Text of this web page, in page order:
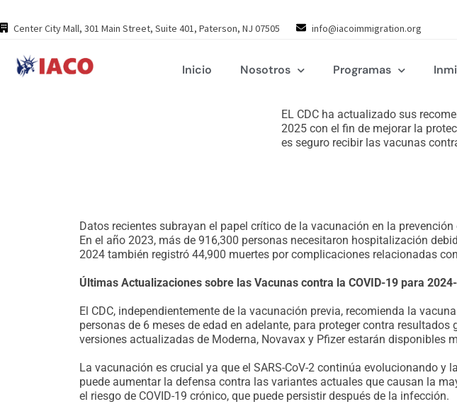
to
content
Center City Mall, 301 Main Street, Suite 401, Paterson, NJ 07505 info@iacoimmigration.org
Inicio Nosotros Programas
EL CDC ha actualizado sus
2025 con el fin de mejorar la
es seguro recibir las vacunas
Datos recientes subrayan el papel crítico de la vacunación en la
En el año 2023, más de 916,300 personas necesitaron hospitalización
2024 también registró 44,900 muertes por complicaciones relacionadas
Últimas Actualizaciones sobre las Vacunas contra la COVID-19 para
El CDC, independientemente de la vacunación previa, recomienda la
personas de 6 meses de edad en adelante, para proteger contra
versiones actualizadas de Moderna, Novavax y Pfizer estarán disponibles
La vacunación es crucial ya que el SARS-CoV-2 continúa evolucionando
puede aumentar la defensa contra las variantes actuales que causan la
el riesgo de COVID-19 crónico, que puede persistir después de la infección.